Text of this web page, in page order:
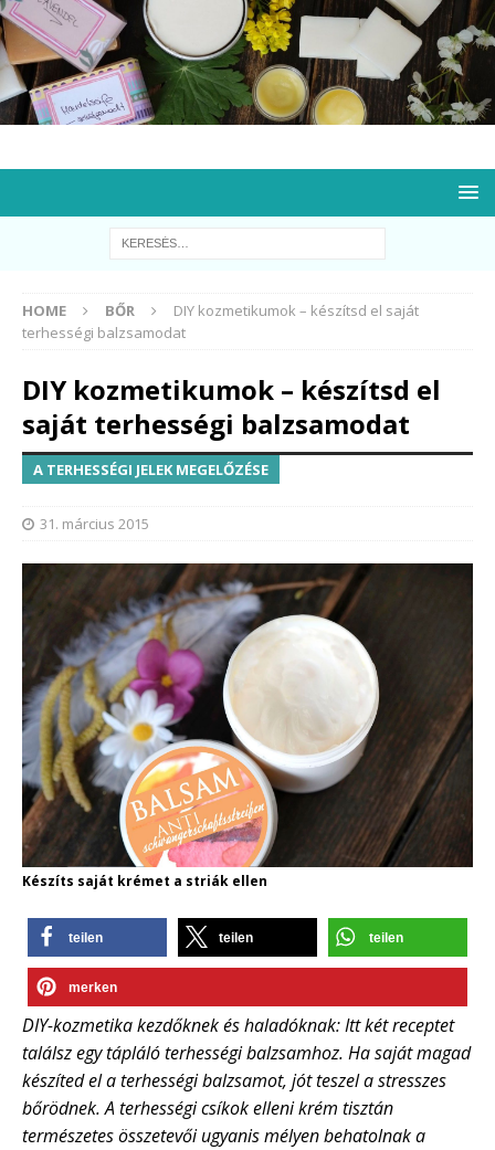
HOME BŐR
DIY kozmetikumok – készítsd el saját
terhességi balzsamodat
DIY kozmetikumok – készítsd el
saját terhességi balzsamodat
A TERHESSÉGI JELEK MEGELŐZÉSE
31. március 2015
Készíts saját krémet a striák ellen
teilen teilen teilen
merken
DIY-kozmetika kezdőknek és haladóknak: Itt két receptet
találsz egy tápláló terhességi balzsamhoz. Ha saját magad
készíted el a terhességi balzsamot, jót teszel a stresszes
bőrödnek. A terhességi csíkok elleni krém tisztán
természetes összetevői ugyanis mélyen behatolnak a